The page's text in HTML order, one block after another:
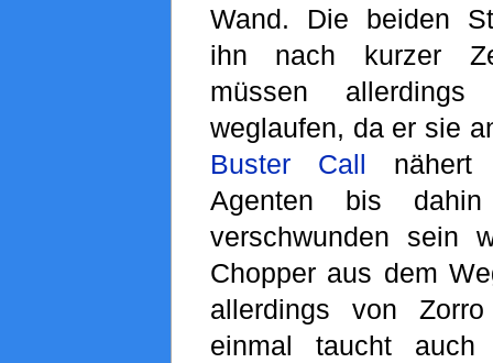
Wand. Die beiden
ihn nach kurzer
müssen
weglaufen, da er sie
Buster Call nähert
Agenten bis
verschwunden sein
Chopper aus dem
allerdings von
einmal taucht